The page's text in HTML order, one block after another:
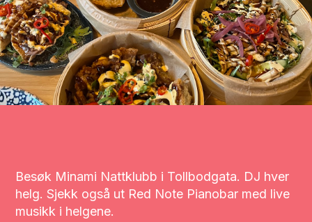
Besøk Minami Nattklubb i Tollbodgata. DJ hver
helg. Sjekk også ut Red Note Pianobar med live
musikk i helgene.